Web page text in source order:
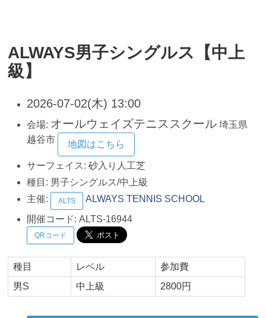
ALWAYS男子シングルス【中上
級】
2026-07-02(木) 13:00
会場: オールウェイズテニススクール 埼玉県
越谷市
地図はこちら
サーフェイス: 砂入り人工芝
種目: 男子シングルス/中上級
主催:
ALTS
ALWAYS TENNIS SCHOOL
開催コード: ALTS-16944
QRコード
種目 レベル
参加費
男S
中上級 2800円